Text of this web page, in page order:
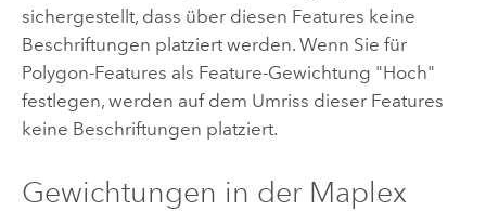
sichergestellt, dass über diesen Features keine
Beschriftungen platziert werden. Wenn Sie für
Polygon-Features als Feature-Gewichtung "Hoch"
festlegen, werden auf dem Umriss dieser Features
keine Beschriftungen platziert.
Gewichtungen in der Maplex